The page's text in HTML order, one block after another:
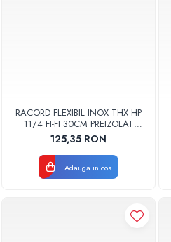
RACORD FLEXIBIL INOX THX HP
11/4 FI-FI 30CM PREIZOLAT
PENTRU POMPA DE CALDURA -
THX
125,35 RON
Adauga in cos